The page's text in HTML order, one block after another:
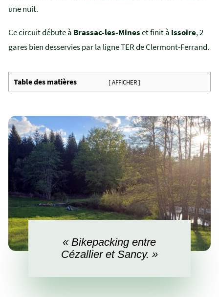
une nuit.
Ce circuit débute à Brassac-les-Mineset finit à Issoire, 2
gares bien desservies par la ligne TER de Clermont-Ferrand.
Table des matières [ AFFICHER ]
« Bikepacking entre
Cézallier et Sancy. »